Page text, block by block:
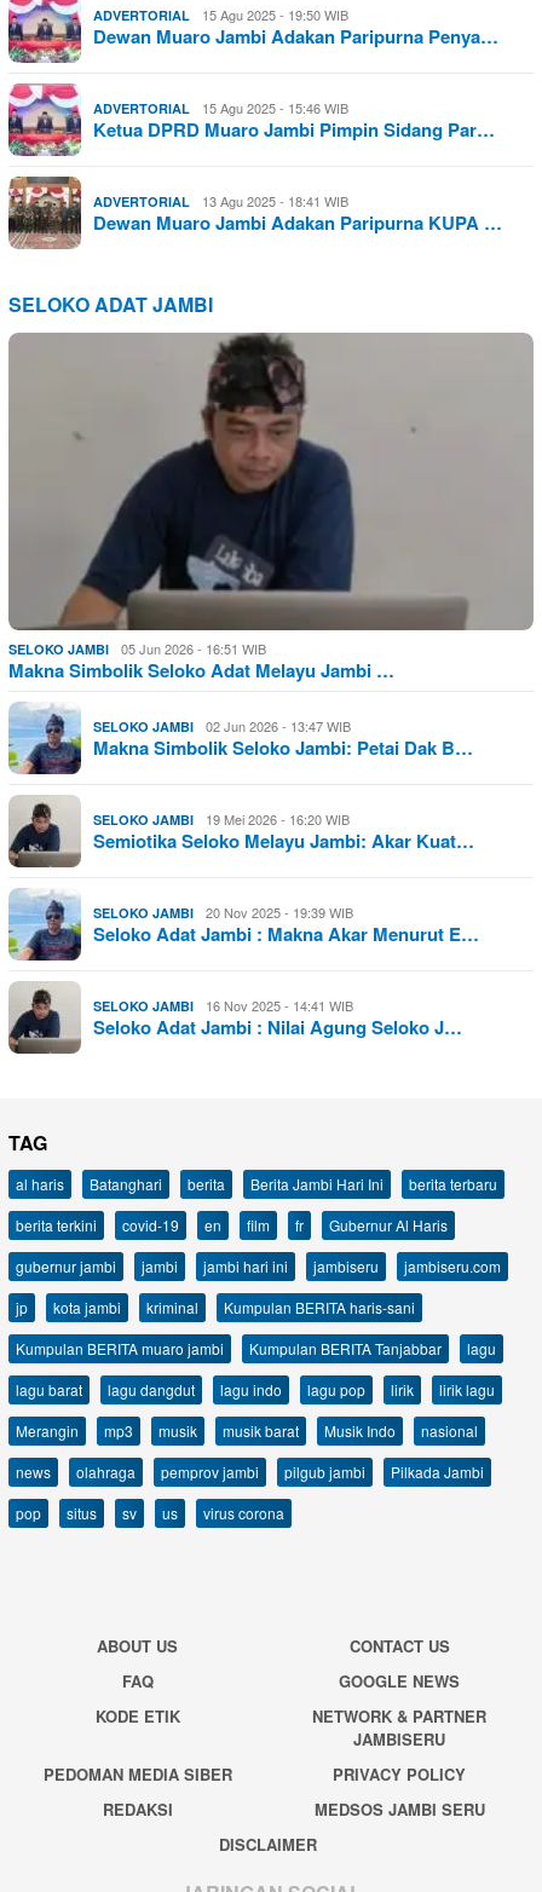
ADVERTORIAL 15 Agu 2025 - 19:50 WIB
Dewan Muaro Jambi Adakan Paripurna Penya…
ADVERTORIAL 15 Agu 2025 - 15:46 WIB
Ketua DPRD Muaro Jambi Pimpin Sidang Par…
ADVERTORIAL 13 Agu 2025 - 18:41 WIB
Dewan Muaro Jambi Adakan Paripurna KUPA …
SELOKO ADAT JAMBI
SELOKO JAMBI 05 Jun 2026 - 16:51 WIB
Makna Simbolik Seloko Adat Melayu Jambi …
SELOKO JAMBI 02 Jun 2026 - 13:47 WIB
Makna Simbolik Seloko Jambi: Petai Dak B…
SELOKO JAMBI 19 Mei 2026 - 16:20 WIB
Semiotika Seloko Melayu Jambi: Akar Kuat…
SELOKO JAMBI 20 Nov 2025 - 19:39 WIB
Seloko Adat Jambi : Makna Akar Menurut E…
SELOKO JAMBI 16 Nov 2025 - 14:41 WIB
Seloko Adat Jambi : Nilai Agung Seloko J…
TAG
al haris Batanghari berita Berita Jambi Hari Ini
berita terbaru
berita terkini
covid-19 en film fr
Gubernur Al Haris
gubernur jambi
jambi jambi hari ini jambiseru
jambiseru.com
jp
kota jambi kriminal
Kumpulan BERITA haris-sani
Kumpulan BERITA muaro jambi
Kumpulan BERITA Tanjabbar
lagu
lagu barat
lagu dangdut lagu indo lagu pop lirik
lirik lagu
Merangin
mp3 musik musik barat Musik Indo
nasional
news
olahraga pemprov jambi pilgub jambi
Pilkada Jambi
pop
situs sv us virus corona
ABOUT US
CONTACT US
FAQ
GOOGLE NEWS
KODE ETIK
NETWORK & PARTNER
JAMBISERU
PEDOMAN MEDIA SIBER
PRIVACY POLICY
REDAKSI
MEDSOS JAMBI SERU
DISCLAIMER